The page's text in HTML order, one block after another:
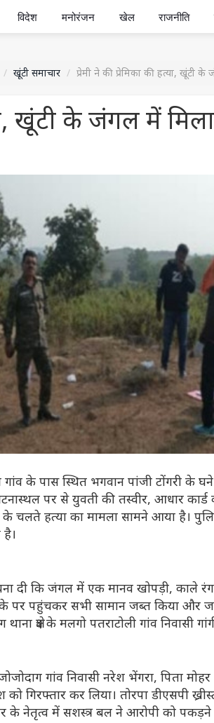
विदेश मनोरंजन खेल राजनीति
खूंटी समाचार प्रेमी ने की प्रेमिका की हत्या, खूंटी
खूंटी के जंगल में
गांव के पास स्थित भगवान पांजी टोंगरी के
पर से युवती की तस्वीर, आधार कार्ड
के चलते हत्या का मामला सामने आया है।
दी कि जंगल में एक मानव खोपड़ी,
पर पहुंचकर सभी सामान जब्त किया और
क्षेत्र के मलगो पतराटोली गांव निवासी
गांव निवासी नरेश भेंगरा, पिता
गिरफ्तार कर लिया। तोरपा डीएसपी
के नेतृत्व में सशस्त्र बल ने आरोपी को पकड़ने